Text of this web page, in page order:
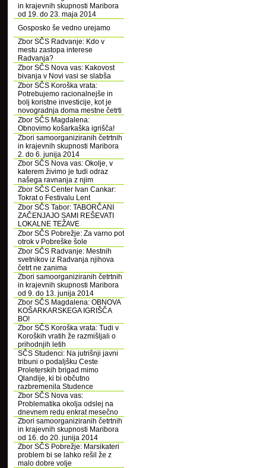
in krajevnih skupnosti Maribora
od 19. do 23. maja 2014
Gosposko še vedno urejamo
Zbor SČS Radvanje: Kdo v
mestu zastopa interese
Radvanja?
Zbor SČS Nova vas: Kakovost
bivanja v Novi vasi se slabša
Zbor SČS Koroška vrata:
Potrebujemo racionalnejše in
bolj koristne investicije, kot je
novogradnja doma mestne četrti
Zbor SČS Magdalena:
Obnovimo košarkaška igrišča!
Zbori samoorganiziranih četrtnih
in krajevnih skupnosti Maribora
2. do 6. junija 2014
Zbor SČS Nova vas: Okolje, v
katerem živimo je tudi odraz
našega ravnanja z njim
Zbor SČS Center Ivan Cankar:
Tokrat o Festivalu Lent
Zbor SČS Tabor: TABORČANI
ZAČENJAJO SAMI REŠEVATI
LOKALNE TEŽAVE
Zbor SČS Pobrežje: Za varno pot
otrok v Pobreške šole
Zbor SČS Radvanje: Mestnih
svetnikov iz Radvanja njihova
četrt ne zanima
Zbori samoorganiziranih četrtnih
in krajevnih skupnosti Maribora
od 9. do 13. junija 2014
Zbor SČS Magdalena: OBNOVA
KOŠARKARSKEGA IGRIŠČA
BO!
Zbor SČS Koroška vrata: Tudi v
Koroških vratih že razmišljali o
prihodnjih letih
SČS Studenci: Na jutrišnji javni
tribuni o podaljšku Ceste
Proleterskih brigad mimo
Qlandije, ki bi občutno
razbremenila Studence
Zbor SČS Nova vas:
Problematika okolja odslej na
dnevnem redu enkrat mesečno
Zbori samoorganiziranih četrtnih
in krajevnih skupnosti Maribora
od 16. do 20. junija 2014
Zbor SČS Pobrežje: Marsikateri
problem bi se lahko rešil že z
malo dobre volje